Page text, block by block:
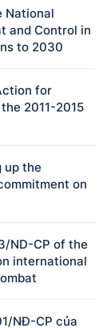
National
and Control in
to 2030
for
2011-2015
up the
on
ND-CP of the
international
NĐ-CP của